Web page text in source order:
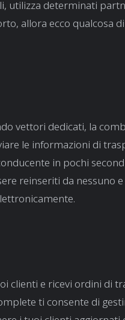
utilizza determinati
allora ecco qualcosa
vettori dedicati, la
le informazioni di
in pochi
reinseriti da nessuno e
clienti e ricevi ordini di
ti consente di